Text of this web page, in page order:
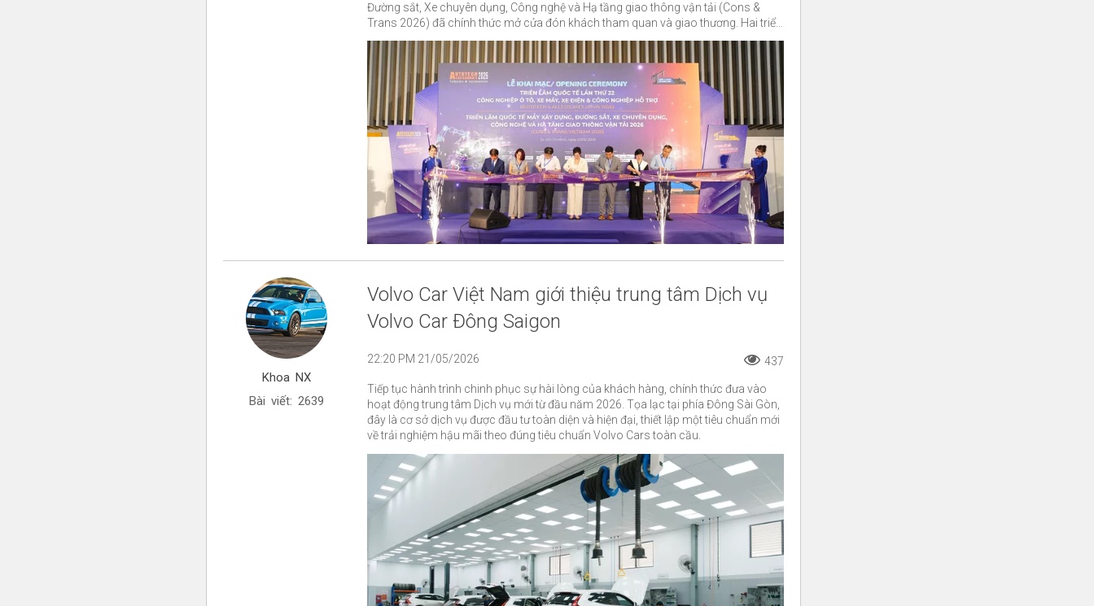
Đường sắt, Xe chuyên dụng, Công nghệ và Hạ tầng giao thông vận tải (Cons &
Trans 2026) đã chính thức mở cửa đón khách tham quan và giao thương. Hai triển
lãm sẽ diễn ra từ ngày 21 – 24/05/2026 tại Trung tâm Hội chợ và Triển lãm Sài
Gòn (SECC), 799 Nguyễn Văn Linh, phường Tân Mỹ, thành phố Hồ Chí Minh.
Khoa NX
Bài viết: 2639
Volvo Car Việt Nam giới thiệu trung tâm Dịch vụ
Volvo Car Đông Saigon
22:20 PM 21/05/2026 437
Tiếp tục hành trình chinh phục sự hài lòng của khách hàng, chính thức đưa vào
hoạt động trung tâm Dịch vụ mới từ đầu năm 2026. Tọa lạc tại phía Đông Sài Gòn,
đây là cơ sở dịch vụ được đầu tư toàn diện và hiện đại, thiết lập một tiêu chuẩn mới
về trải nghiệm hậu mãi theo đúng tiêu chuẩn Volvo Cars toàn cầu.